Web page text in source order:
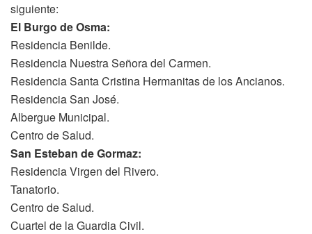
siguiente:
El Burgo de Osma:
Residencia Benilde.
Residencia Nuestra Señora del Carmen.
Residencia Santa Cristina Hermanitas de los Ancianos.
Residencia San José.
Albergue Municipal.
Centro de Salud.
San Esteban de Gormaz:
Residencia Virgen del Rivero.
Tanatorio.
Centro de Salud.
Cuartel de la Guardia Civil.